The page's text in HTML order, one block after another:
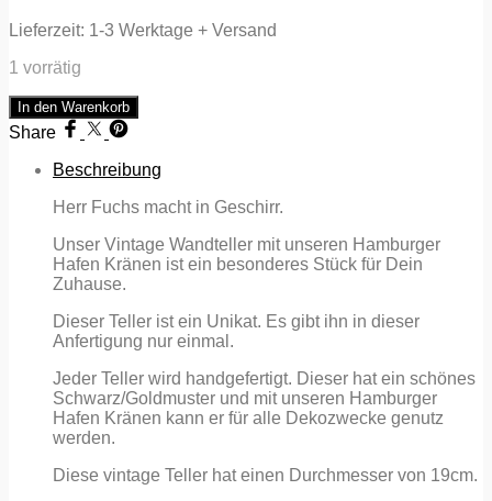
Lieferzeit: 1-3 Werktage + Versand
1 vorrätig
Wandteller
Teller
Herr
Fuchs
Hamburger
Hafen
schwarz/gold
Muster
Unikat
In den Warenkorb
Share
Beschreibung
Herr Fuchs macht in Geschirr.
Unser Vintage Wandteller mit unseren Hamburger
Hafen Kränen ist ein besonderes Stück für Dein
Zuhause.
Dieser Teller ist ein Unikat. Es gibt ihn in dieser
Anfertigung nur einmal.
Jeder Teller wird handgefertigt. Dieser hat ein schönes
Schwarz/Goldmuster und mit unseren Hamburger
Hafen Kränen kann er für alle Dekozwecke genutz
werden.
Diese vintage Teller hat einen Durchmesser von 19cm.